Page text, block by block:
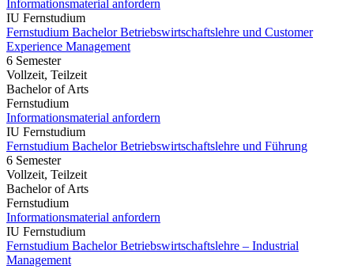
Informationsmaterial anfordern
IU Fernstudium
Fernstudium Bachelor Betriebswirtschaftslehre und Customer
Experience Management
6 Semester
Vollzeit, Teilzeit
Bachelor of Arts
Fernstudium
Informationsmaterial anfordern
IU Fernstudium
Fernstudium Bachelor Betriebswirtschaftslehre und Führung
6 Semester
Vollzeit, Teilzeit
Bachelor of Arts
Fernstudium
Informationsmaterial anfordern
IU Fernstudium
Fernstudium Bachelor Betriebswirtschaftslehre – Industrial
Management